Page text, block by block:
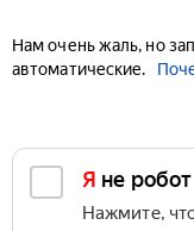
Нам очень жаль, но
автоматические.
Я не робот
Нажмите,